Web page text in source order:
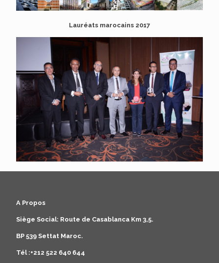
Lauréats marocains 2017
A Propos
Siège Social: Route de Casablanca Km 3,5.
BP 539 Settat Maroc.
Tél :+212 522 640 644